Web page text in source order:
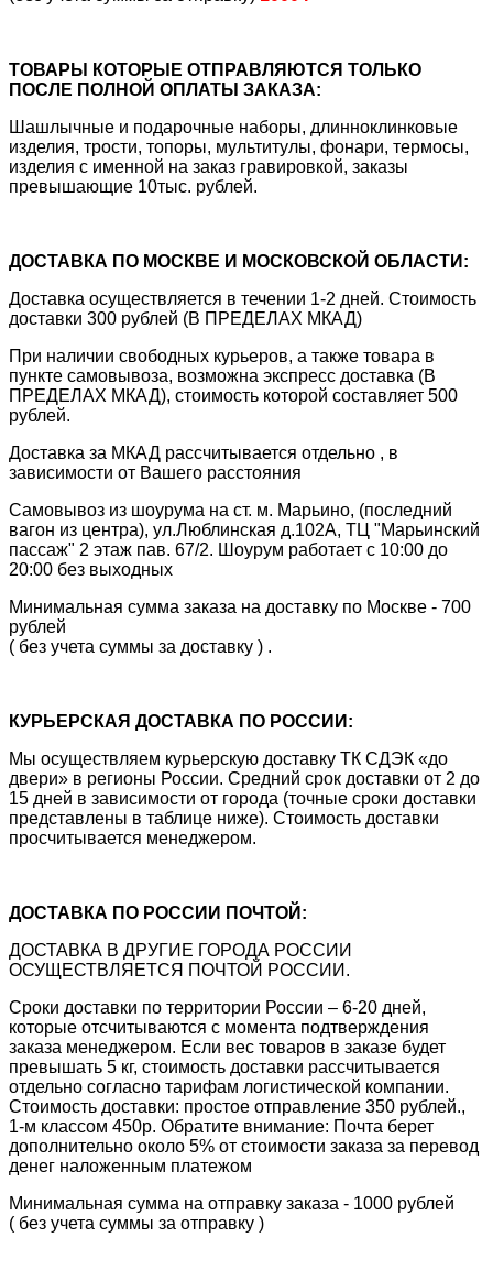
ТОВАРЫ КОТОРЫЕ ОТПРАВЛЯЮТСЯ ТОЛЬКО
ПОСЛЕ ПОЛНОЙ ОПЛАТЫ ЗАКАЗА:
Шашлычные и подарочные наборы, длинноклинковые
изделия, трости, топоры, мультитулы, фонари, термосы,
изделия с именной на заказ гравировкой, заказы
превышающие 10тыс. рублей.
ДОСТАВКА ПО МОСКВЕ И МОСКОВСКОЙ ОБЛАСТИ:
Доставка осуществляется в течении 1-2 дней. Стоимость
доставки 300 рублей (В ПРЕДЕЛАХ МКАД)
При наличии свободных курьеров, а также товара в
пункте самовывоза, возможна экспресс доставка (В
ПРЕДЕЛАХ МКАД), стоимость которой составляет 500
рублей.
Доставка за МКАД рассчитывается отдельно , в
зависимости от Вашего расстояния
Самовывоз из шоурума на ст. м. Марьино, (последний
вагон из центра), ул.Люблинская д.102А, ТЦ "Марьинский
пассаж" 2 этаж пав. 67/2. Шоурум работает с 10:00 до
20:00 без выходных
Минимальная сумма заказа на доставку по Москве - 700
рублей
( без учета суммы за доставку ) .
КУРЬЕРСКАЯ ДОСТАВКА ПО РОССИИ:
Мы осуществляем курьерскую доставку ТК СДЭК «до
двери» в регионы России. Средний срок доставки от 2 до
15 дней в зависимости от города (точные сроки доставки
представлены в таблице ниже). Стоимость доставки
просчитывается менеджером.
ДОСТАВКА ПО РОССИИ ПОЧТОЙ:
ДОСТАВКА В ДРУГИЕ ГОРОДА РОССИИ
ОСУЩЕСТВЛЯЕТСЯ ПОЧТОЙ РОССИИ.
Сроки доставки по территории России – 6-20 дней,
которые отсчитываются с момента подтверждения
заказа менеджером. Если вес товаров в заказе будет
превышать 5 кг, стоимость доставки рассчитывается
отдельно согласно тарифам логистической компании.
Стоимость доставки: простое отправление 350 рублей.,
1-м классом 450р. Обратите внимание: Почта берет
дополнительно около 5% от стоимости заказа за перевод
денег наложенным платежом
Минимальная сумма на отправку заказа - 1000 рублей
( без учета суммы за отправку )